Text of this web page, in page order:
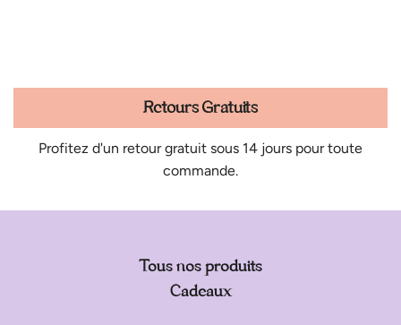
Retours Gratuits
Profitez d'un retour gratuit sous 14 jours pour toute
commande.
Tous nos produits
Cadeaux